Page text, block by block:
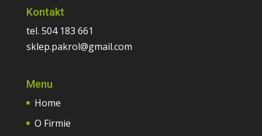
Kontakt
tel. 504 183 661
sklep.pakrol@gmail.com
Menu
Home
O Firmie